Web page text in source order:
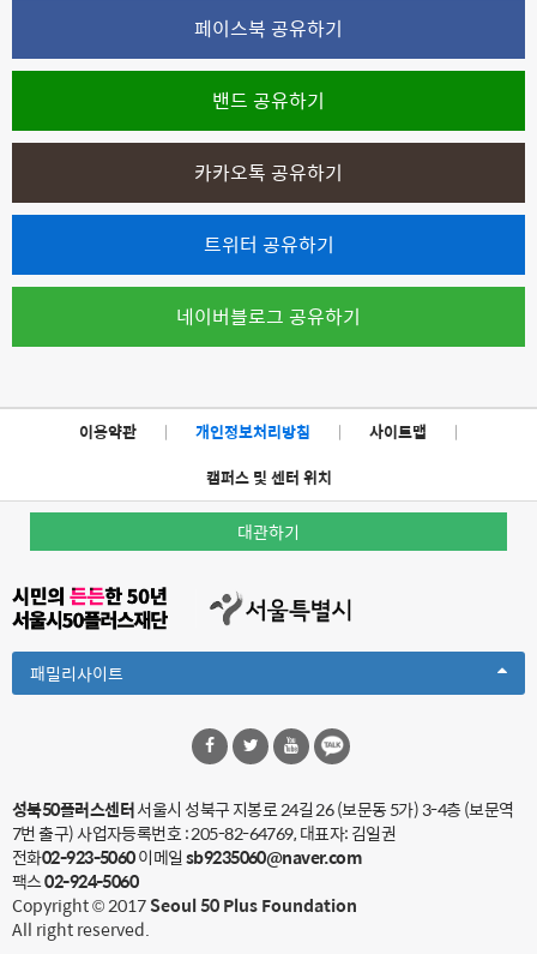
페이스북 공유하기
밴드 공유하기
카카오톡 공유하기
트위터 공유하기
네이버블로그 공유하기
이용약관 | 개인정보처리방침 | 사이트맵
|
캠퍼스 및 센터 위치
대관하기
패밀리사이트Toggle
Dropdown
성북50플러스센터서울시 성북구 지봉로 24길 26 (보문동 5가) 3-4층 (보문역
7번 출구)사업자등록번호 : 205-82-64769, 대표자: 김일권
전화02-923-5060이메일sb9235060@naver.com
팩스02-924-5060
Copyright © 2017Seoul 50 Plus Foundation
All right reserved.